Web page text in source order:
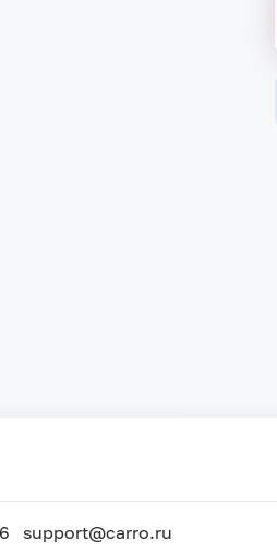
support@carro.ru